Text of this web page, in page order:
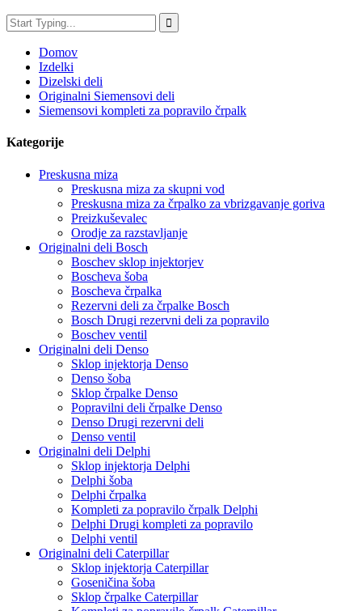
Domov
Izdelki
Dizelski deli
Originalni Siemensovi deli
Siemensovi kompleti za popravilo črpalk
Kategorije
Preskusna miza
Preskusna miza za skupni vod
Preskusna miza za črpalko za vbrizgavanje goriva
Preizkuševalec
Orodje za razstavljanje
Originalni deli Bosch
Boschev sklop injektorjev
Boscheva šoba
Boscheva črpalka
Rezervni deli za črpalke Bosch
Bosch Drugi rezervni deli za popravilo
Boschev ventil
Originalni deli Denso
Sklop injektorja Denso
Denso šoba
Sklop črpalke Denso
Popravilni deli črpalke Denso
Denso Drugi rezervni deli
Denso ventil
Originalni deli Delphi
Sklop injektorja Delphi
Delphi šoba
Delphi črpalka
Kompleti za popravilo črpalk Delphi
Delphi Drugi kompleti za popravilo
Delphi ventil
Originalni deli Caterpillar
Sklop injektorja Caterpillar
Goseničina šoba
Sklop črpalke Caterpillar